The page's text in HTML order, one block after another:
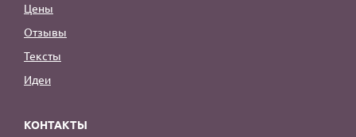
Цены
Отзывы
Тексты
Идеи
КОНТАКТЫ